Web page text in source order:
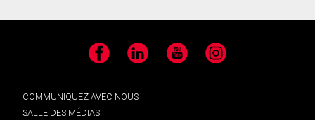
Facebook LinkedIn YouTube Instagram
COMMUNIQUEZ AVEC NOUS
SALLE DES MÉDIAS